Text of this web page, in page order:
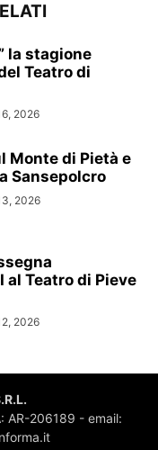
la stagione
Teatro di
2026
Monte di Pietà e
Sansepolcro
2026
al Teatro di Pieve
2026
AR-206189 - email: